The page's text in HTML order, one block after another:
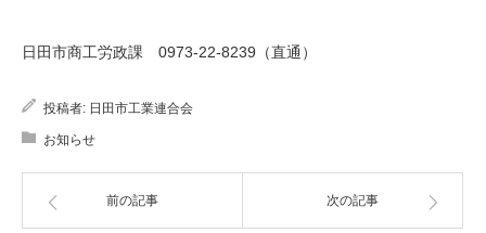
日田市商工労政課 0973-22-8239（直通）
投稿者: 日田市工業連合会
お知らせ
前の記事 次の記事